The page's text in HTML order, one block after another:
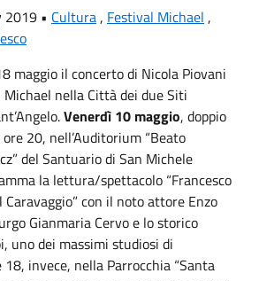
2019 • Cultura, Festival Michael ,
maggio il concerto di Nicola Piovani
nella Città dei due Siti
Venerdì 10 maggio, doppio
20, nell’Auditorium “Beato
del Santuario di San Michele
la lettura/spettacolo “Francesco
Caravaggio” con il noto attore Enzo
Gianmaria Cervo e lo storico
uno dei massimi studiosi di
18, invece, nella Parrocchia “Santa